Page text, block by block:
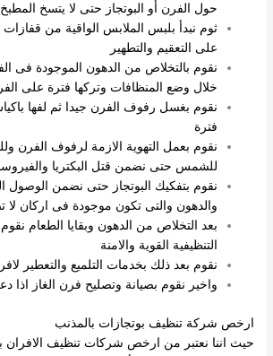
حول الفرن أو البوتجاز حتى لا يتسخ المطبخ
ثوم نبدأ بلبس الملابس الواقية من
على التعقيم والتطهير
نقوم بالتخلاص من الدهون الموجودة فى
خلال وضع المنظافات وتركها فترة على
نقوم بغسل رفوف الفرن جيدا ثم لفها
فترة
نقوم بعمل التهوية الازمة لرفوف الفرن
للشمس حتى نضمن قتل البكتريا
نقوم بتفكيك البوتجاز حتى نضمن الوصول
والدهون والتى تكون موجودة فى اركان لا
بعد التخلاص من الدهون وبقايا الطعام
التنظيفية القوية والامنة
نقوم بعد ذلك بخدمات التلميع والتعطير
واخير نقوم بصيانة وتصليح فرن الغاز اذا
ارخص شركة تنظيف بوتجازات بالمذنب
حيث اننا نعتبر من ارخص شركات تنظيف الافران